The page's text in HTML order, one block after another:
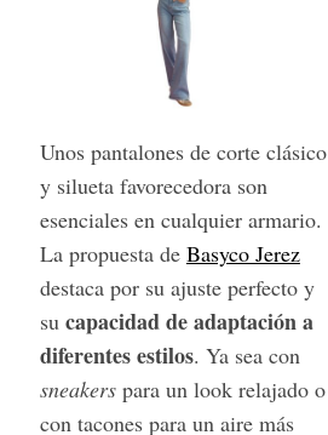
Unos pantalones de corte clásico
y silueta favorecedora son
esenciales en cualquier armario.
La propuesta de Basyco Jerez
destaca por su ajuste perfecto y
su capacidad de adaptación a
diferentes estilos. Ya sea con
sneakerspara un look relajado o
con tacones para un aire más